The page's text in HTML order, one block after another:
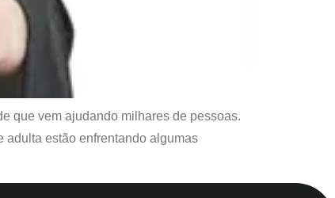
que vem ajudando milhares de pessoas.
adulta estão enfrentando algumas